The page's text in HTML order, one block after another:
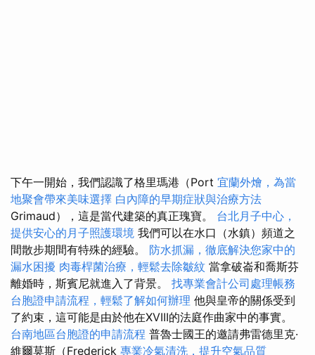
下午一開始，我們認識了格里瑪港（Port 宜蘭外燴，為當
地聚會帶來美味選擇 白內障的早期症狀與治療方法
Grimaud），這是當代建築的真正瑰寶。 台北月子中心，
提供安心的月子照護環境 我們可以在水口（水鎮）頻道之
間散步期間有特殊的經驗。 防水抓漏，徹底解決您家中的
漏水困擾 肉毒桿菌治療，輕鬆去除皺紋 當拿破崙和喬斯芬
離婚時，斯賓尼就進入了背景。 找專業會計公司處理帳務
台胞證申請流程，輕鬆了解如何辦理 他與皇帝的關係受到
了約束，這可能是由於他在XVIII的法庭作曲家中的事實。
台南地區台胞證的申請流程 普魯士國王的邀請弗雷德里克·
維爾莫斯（Frederick 專業冷氣清洗，提升空氣品質